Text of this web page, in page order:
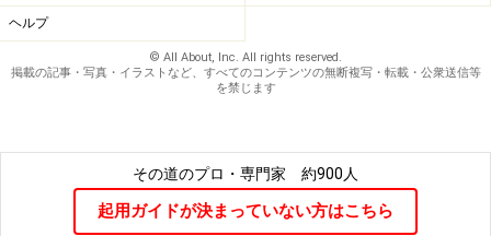
ヘルプ
© All About, Inc. All rights reserved.
掲載の記事・写真・イラストなど、すべてのコンテンツの無断複写・転載・公衆送信等
を禁じます
その道のプロ・専門家 約900人
起用ガイドが決まっていない方はこちら